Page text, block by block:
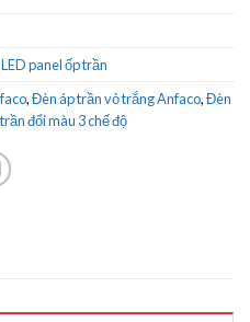
panel ốp trần
,Đèn áp trần vỏ trắng Anfaco,Đèn
đổi màu 3 chế độ